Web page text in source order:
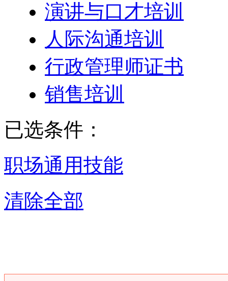
演讲与口才培训
人际沟通培训
行政管理师证书
销售培训
已选条件：
职场通用技能
清除全部